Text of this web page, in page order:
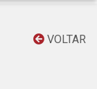
VOLTAR